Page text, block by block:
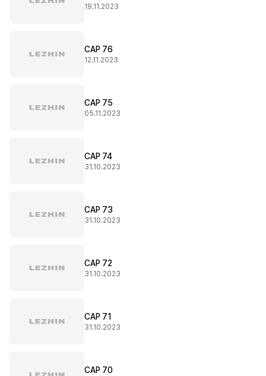
19.11.2023
CAP 76
12.11.2023
CAP 75
05.11.2023
CAP 74
31.10.2023
CAP 73
31.10.2023
CAP 72
31.10.2023
CAP 71
31.10.2023
CAP 70